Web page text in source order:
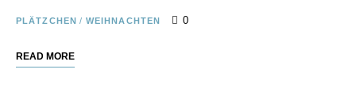
PLÄTZCHEN / WEIHNACHTEN 0
READ MORE